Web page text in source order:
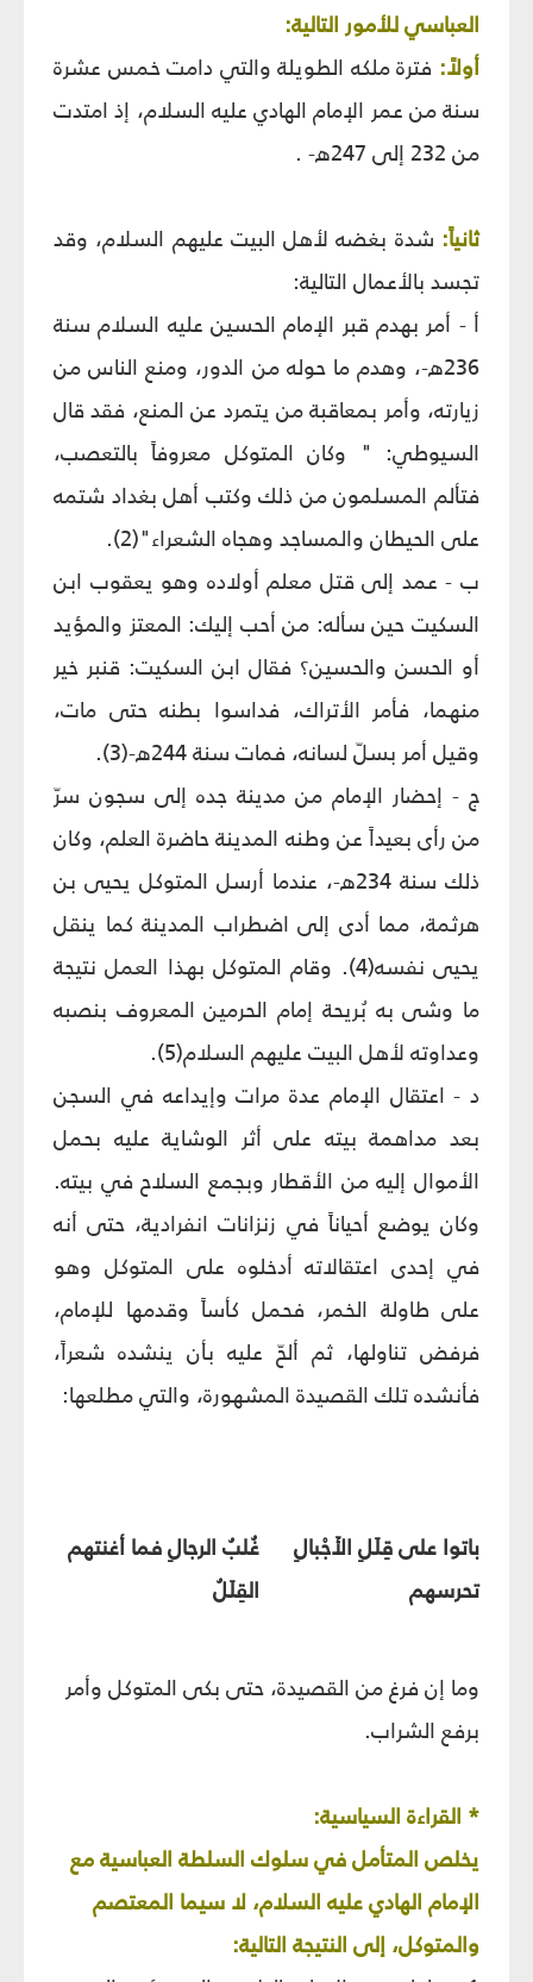
العباسي للأمور التالية:
أولاً: فترة ملكه الطويلة والتي دامت خمس عشرة
سنة من عمر الإمام الهادي عليه السلام، إذ امتدت
من 232 إلى 247ه- .
ثانياً: شدة بغضه لأهل البيت عليهم السلام، وقد
تجسد بالأعمال التالية:
أ - أمر بهدم قبر الإمام الحسين عليه السلام سنة
236ه-، وهدم ما حوله من الدور، ومنع الناس من
زيارته، وأمر بمعاقبة من يتمرد عن المنع، فقد قال
السيوطي: " وكان المتوكل معروفاً بالتعصب،
فتألم المسلمون من ذلك وكتب أهل بغداد شتمه
على الحيطان والمساجد وهجاه الشعراء"(2).
ب - عمد إلى قتل معلم أولاده وهو يعقوب ابن
السكيت حين سأله: من أحب إليك: المعتز والمؤيد
أو الحسن والحسين؟ فقال ابن السكيت: قنبر خير
منهما، فأمر الأتراك، فداسوا بطنه حتى مات،
وقيل أمر بسلّ لسانه، فمات سنة 244ه-(3).
ج - إحضار الإمام من مدينة جده إلى سجون سرّ
من رأى بعيداً عن وطنه المدينة حاضرة العلم، وكان
ذلك سنة 234ه-، عندما أرسل المتوكل يحيى بن
هرثمة، مما أدى إلى اضطراب المدينة كما ينقل
يحيى نفسه(4). وقام المتوكل بهذا العمل نتيجة
ما وشى به بُريحة إمام الحرمين المعروف بنصبه
وعداوته لأهل البيت عليهم السلام(5).
د - اعتقال الإمام عدة مرات وإيداعه في السجن
بعد مداهمة بيته على أثر الوشاية عليه بحمل
الأموال إليه من الأقطار وبجمع السلاح في بيته.
وكان يوضع أحياناً في زنزانات انفرادية، حتى أنه
في إحدى اعتقالاته أدخلوه على المتوكل وهو
على طاولة الخمر، فحمل كأساً وقدمها للإمام،
فرفض تناولها، ثم ألحّ عليه بأن ينشده شعراً،
فأنشده تلك القصيدة المشهورة، والتي مطلعها:
باتوا على قِلَلِ الأَجْبالِ
تحرسهم
غُلبُ الرجالِ فما أغنتهم
القِلَلُ
وما إن فرغ من القصيدة، حتى بكى المتوكل وأمر
برفع الشراب.
* القراءة السياسية:
يخلص المتأمل في سلوك السلطة العباسية مع
الإمام الهادي عليه السلام، لا سيما المعتصم
والمتوكل، إلى النتيجة التالية: